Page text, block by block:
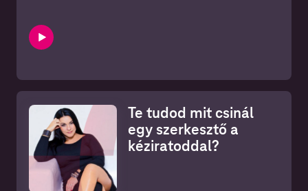
olvasókká. Használd az oldalt közösségi oldalként. Hozd
létre bejegyzéseidet, engedj bepillantást a napi írói
folyamatokba. Az adás támogatója a Nuuvella:
Te tudod mit csinál
egy szerkesztő a
kéziratoddal?